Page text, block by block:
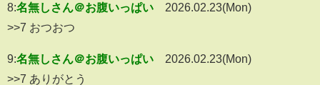
8:名無しさん＠お腹いっぱい
2026.02.23(Mon)
>>7 おつおつ
9:名無しさん＠お腹いっぱい
2026.02.23(Mon)
>>7 ありがとう